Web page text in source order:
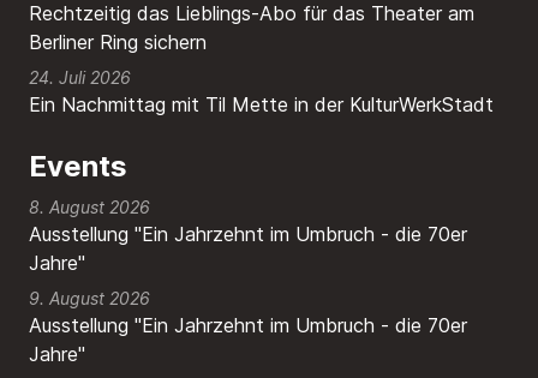
Rechtzeitig das Lieblings-Abo für das Theater am
Berliner Ring sichern
Ein Nachmittag mit Til Mette in der KulturWerkStadt
24. Juli 2026
Events
8. August 2026
Ausstellung "Ein Jahrzehnt im Umbruch - die 70er
Jahre"
9. August 2026
Ausstellung "Ein Jahrzehnt im Umbruch - die 70er
Jahre"